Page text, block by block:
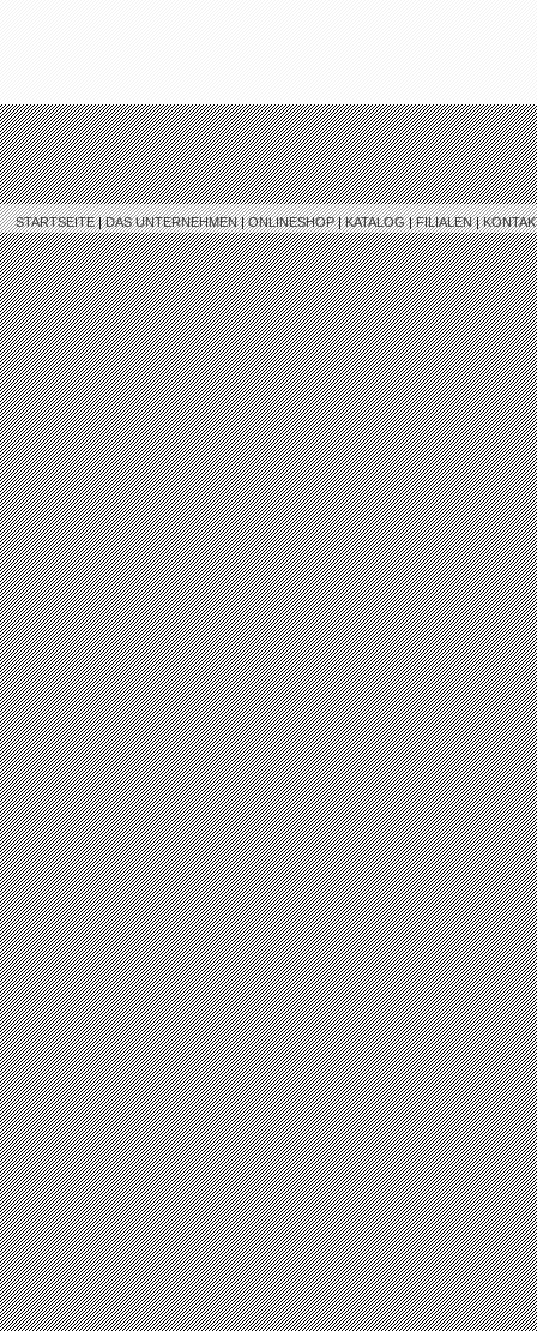
STARTSEITE|DAS UNTERNEHMEN|ONLINESHOP|KATALOG|FILIALEN|